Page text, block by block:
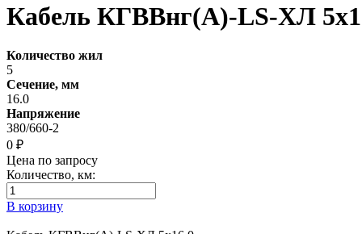
Кабель КГВВнг(А)-LS-ХЛ
Количество жил
5
Сечение, мм
16.0
Напряжение
380/660-2
0 ₽
Цена по запросу
Количество, км:
В корзину